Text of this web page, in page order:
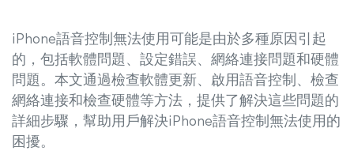
iPhone語音控制無法使用可能是由於多種原因引起
的，包括軟體問題、設定錯誤、網絡連接問題和硬體
問題。本文通過檢查軟體更新、啟用語音控制、檢查
網絡連接和檢查硬體等方法，提供了解決這些問題的
詳細步驟，幫助用戶解決iPhone語音控制無法使用的
困擾。